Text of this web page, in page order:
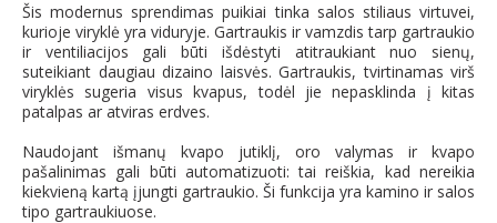
Šis modernus sprendimas puikiai tinka salos stiliaus virtuvei,
kurioje viryklė yra viduryje. Gartraukis ir vamzdis tarp gartraukio
ir ventiliacijos gali būti išdėstyti atitraukiant nuo sienų,
suteikiant daugiau dizaino laisvės. Gartraukis, tvirtinamas virš
viryklės sugeria visus kvapus, todėl jie nepasklinda į kitas
patalpas ar atviras erdves.
Naudojant išmanų kvapo jutiklį, oro valymas ir kvapo
pašalinimas gali būti automatizuoti: tai reiškia, kad nereikia
kiekvieną kartą įjungti gartraukio. Ši funkcija yra kamino ir salos
tipo gartraukiuose.